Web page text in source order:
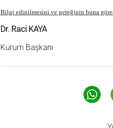
Bilgi edinilmesini ve gereğinin buna göre
Dr. Raci KAYA
Kurum Başkanı